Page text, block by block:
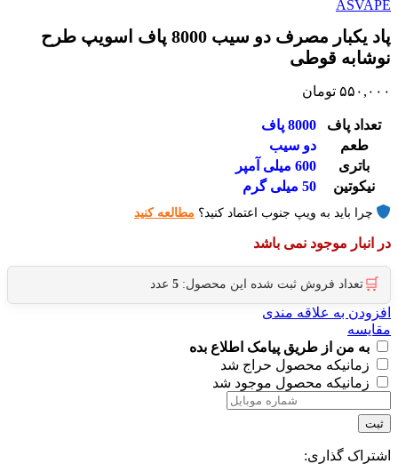
پاد یکبار مصرف دو سیب 8000 پاف اسویپ طرح
نوشابه قوطی
۵۵۰,۰۰۰ تومان
تعداد پاف
8000 پاف
طعم
دو سیب
باتری
600 میلی آمپر
نیکوتین
50 میلی گرم
چرا باید به ویپ جنوب اعتماد کنید؟ مطالعه کنید
در انبار موجود نمی باشد
🛒 تعداد فروش ثبت شده این محصول: 5 عدد
افزودن به علاقه مندی
مقایسه
به من از طریق پیامک اطلاع بده
زمانیکه محصول حراج شد
زمانیکه محصول موجود شد
ثبت
اشتراک گذاری: